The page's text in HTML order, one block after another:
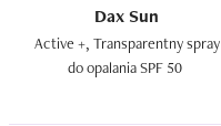
Dax Sun
Active +, Transparentny spray